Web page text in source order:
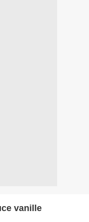
vanille